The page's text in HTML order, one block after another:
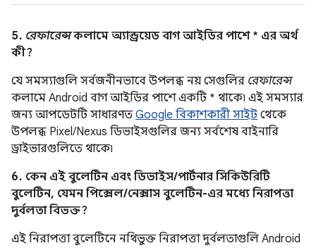
5. রেফারেন্সকলামে অ্যান্ড্রয়েড বাগ আইডির পাশে * এর অর্থ
কী?
যে সমস্যাগুলি সর্বজনীনভাবে উপলব্ধ নয় সেগুলির রেফারেন্স
কলামে Android বাগ আইডির পাশে একটি * থাকে৷ এই সমস্যার
জন্য আপডেটটি সাধারণত Google বিকাশকারী সাইট থেকে
উপলব্ধ Pixel/Nexus ডিভাইসগুলির জন্য সর্বশেষ বাইনারি
ড্রাইভারগুলিতে থাকে৷
6. কেন এই বুলেটিন এবং ডিভাইস/পার্টনার সিকিউরিটি
বুলেটিন, যেমন পিক্সেল/নেক্সাস বুলেটিন-এর মধ্যে নিরাপত্তা
দুর্বলতা বিভক্ত?
এই নিরাপত্তা বুলেটিনে নথিভুক্ত নিরাপত্তা দুর্বলতাগুলি Android